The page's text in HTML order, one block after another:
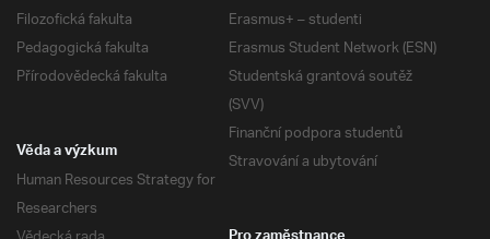
Filozofická fakulta
Pedagogická fakulta
Přírodovědecká fakulta
Erasmus+ – studenti
Erasmus Student Network (ESN)
Studentská grantová soutěž
(SVV)
Finanční podpora studentů
Stravování a ubytování
Věda a výzkum
Human Resources Strategy for
Researchers